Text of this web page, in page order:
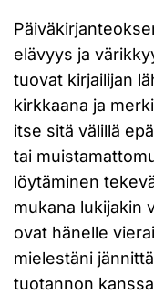
elävyys ja
tuovat kirjailijan
kirkkaana ja
itse sitä välillä
tai
löytäminen
mukana lukijakin
ovat hänelle
mielestäni
tuotannon